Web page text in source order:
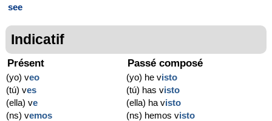
see
Indicatif
Présent
(yo) veo
(tú) ves
(ella) ve
(ns) vemos
Passé composé
(yo) he visto
(tú) has visto
(ella) ha visto
(ns) hemos visto